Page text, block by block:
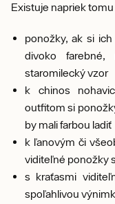
Existuje napriek
ponožky, ak si
divoko
staromilecký vzor
k chinos
outfitom si
by mali farbou ladiť
k ľanovým či
viditeľné ponožky
s kraťasmi
spoľahlivou